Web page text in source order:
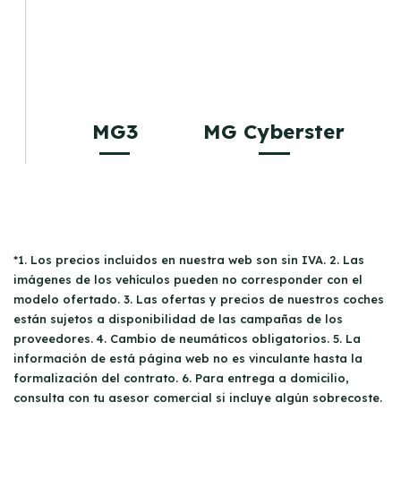
MG3 MG Cyberster
*1. Los precios incluidos en nuestra web son sin IVA. 2. Las
imágenes de los vehículos pueden no corresponder con el
modelo ofertado. 3. Las ofertas y precios de nuestros coches
están sujetos a disponibilidad de las campañas de los
proveedores. 4. Cambio de neumáticos obligatorios. 5. La
información de está página web no es vinculante hasta la
formalización del contrato. 6. Para entrega a domicilio,
consulta con tu asesor comercial si incluye algún sobrecoste.